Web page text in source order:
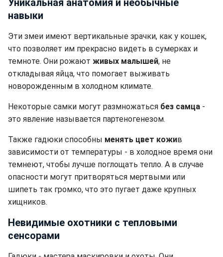
навыки
Эти змеи имеют вертикальные зрачки, как у кошек,
что позволяет им прекрасно видеть в сумерках и
темноте. Они рожают живых малышей, не
откладывая яйца, что помогает выживать
новорожденным в холодном климате.
Некоторые самки могут размножаться без самца -
это явление называется партеногенезом.
Также гадюки способны менять цвет кожив
зависимости от температуры - в холодное время они
темнеют, чтобы лучше поглощать тепло. А в случае
опасности могут притворяться мертвыми или
шипеть так громко, что это пугает даже крупных
хищников.
Невидимые охотники с тепловыми
сенсорами